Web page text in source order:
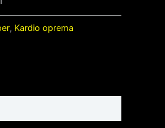
, Kardio oprema